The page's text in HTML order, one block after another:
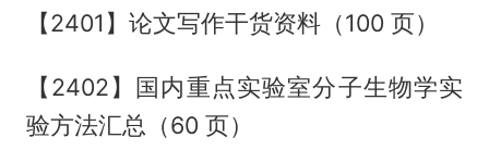
【2401】论文写作干货资料（100 页）
【2402】国内重点实验室分子生物学实
验方法汇总（60 页）